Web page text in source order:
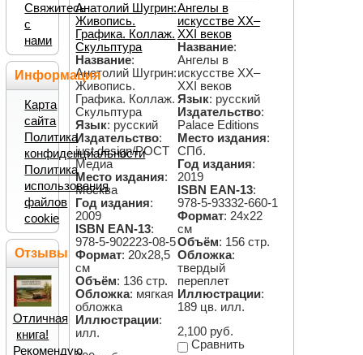
Анатолий Шугрин:
Живопись.
Графика. Коллаж.
Скульптура
Название:
Анатолий Шугрин:
Живопись.
Графика. Коллаж.
Скульптура
Язык: русский
Издательство:
just design/РОСТ
Медиа
Место издания:
Москва
Год издания:
2009
ISBN EAN-13:
978-5-902223-08-5
Формат: 20х28,5
см
Объём: 136 стр.
Обложка: мягкая
обложка
Иллюстрации:
илл.
Ангелы в
искусстве XX‒
XXI веков
Название:
Ангелы в
искусстве XX‒
XXI веков
Язык: русский
Издательство:
Palace Editions
Место издания:
СПб.
Год издания:
2019
ISBN EAN-13:
978-5-93332-660-1
Формат: 24х22
см
Объём: 156 стр.
Обложка:
твердый
переплет
Иллюстрации:
189 цв. илл.
2,100 руб.
Сравнить
Свяжитесь
с
нами
Информация
Карта
сайта
Политика
конфиденциальности
Политика
использования
файлов
cookie
Отзывы
Отличная
книга!
Рекомендую